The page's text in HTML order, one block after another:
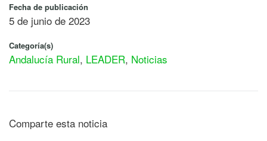
Fecha de publicación
5 de junio de 2023
Categoría(s)
Andalucía Rural, LEADER, Noticias
Comparte esta noticia